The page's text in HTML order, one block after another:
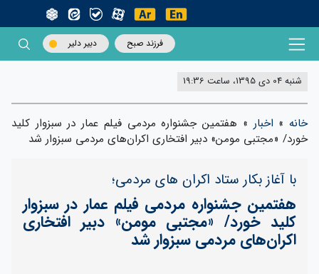
فرزند صبح دبیر دلیر
شنبه 04 دی 1395، ساعت 19:36
خانه» اخبار » هفتمین جشنواره مردمی فیلم عمار در سبزوار کلید
خورد/ «مجتبی مومن» دبیر افتخاری اکران‌های مردمی سبزوار شد
با آغاز بکار ستاد اکران های مردمی؛
هفتمین جشنواره مردمی فیلم عمار در سبزوار
کلید خورد/ «مجتبی مومن» دبیر افتخاری
اکران‌های مردمی سبزوار شد